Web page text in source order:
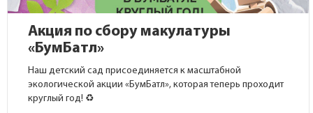
Акция по сбору макулатуры
«БумБатл»
Наш детский сад присоединяется к масштабной
экологической акции «БумБатл», которая теперь проходит
круглый год! ♻️